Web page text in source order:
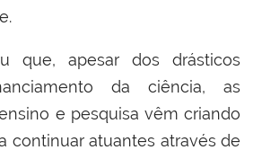
que, apesar dos drásticos
da ciência, as
e pesquisa vêm criando
continuar atuantes através de